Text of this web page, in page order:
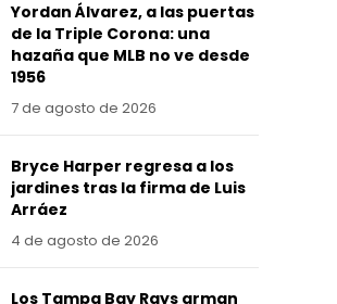
Yordan Álvarez, a las puertas
de la Triple Corona: una
hazaña que MLB no ve desde
1956
7 de agosto de 2026
Bryce Harper regresa a los
jardines tras la firma de Luis
Arráez
4 de agosto de 2026
Los Tampa Bay Rays arman